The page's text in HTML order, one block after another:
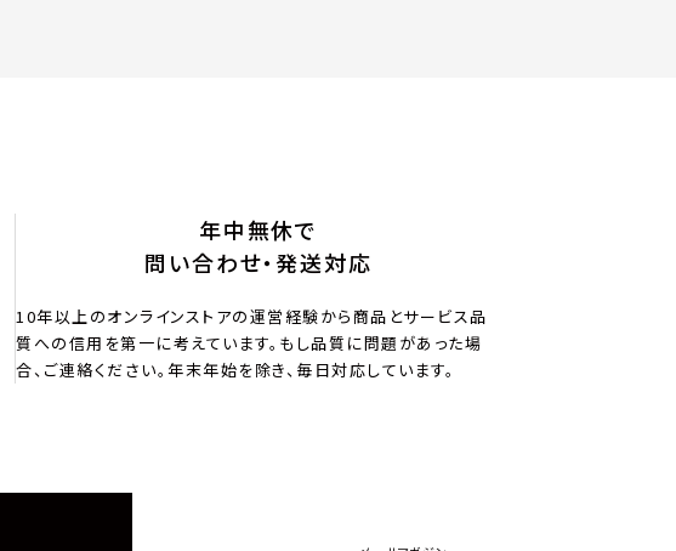
年中無休で
問い合わせ・発送対応
10年以上のオンラインストアの運営経験から商品とサービス品
質への信用を第一に考えています。もし品質に問題があった場
合、ご連絡ください。年末年始を除き、毎日対応しています。